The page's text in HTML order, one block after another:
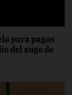
para pagos
del auge de